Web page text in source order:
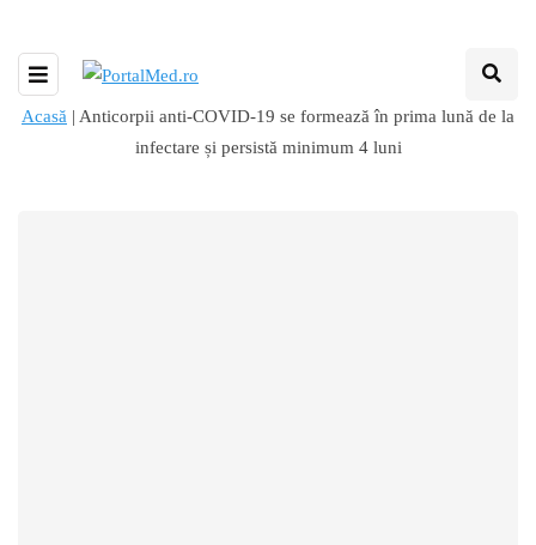
Acasă | Anticorpii anti-COVID-19 se formează în prima lună de la
infectare și persistă minimum 4 luni